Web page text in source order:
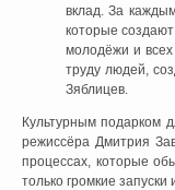
вклад. За
которые
молодёжи и
труду людей,
Зяблицев.
Культурным подарком
режиссёра Дмитрия
процессах, которые
только громкие